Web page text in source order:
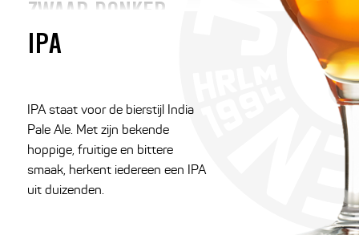
ZWAAR DONKER
BARREL AGED
SAISON
SOUR
ZWAAR BLOND
STOUT
IPA
IPA staat voor de bierstijl India
Pale Ale. Met zijn bekende
hoppige, fruitige en bittere
smaak, herkent iedereen een IPA
uit duizenden.